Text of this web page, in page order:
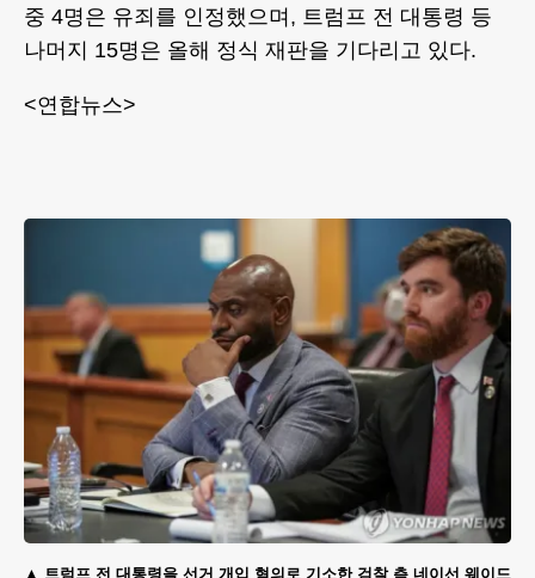
중 4명은 유죄를 인정했으며, 트럼프 전 대통령 등
나머지 15명은 올해 정식 재판을 기다리고 있다.
<연합뉴스>
트럼프 전 대통령을 선거 개입 혐의로 기소한 검찰 측 네이선 웨이드